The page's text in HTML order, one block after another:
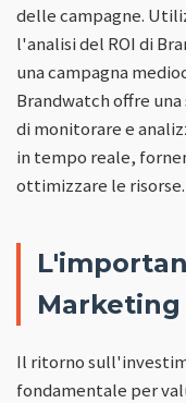
delle campagne.
l'analisi del ROI di
una campagna
Brandwatch offre
di monitorare e
in tempo reale,
ottimizzare le risorse.
Marketing
Il ritorno
fondamentale per